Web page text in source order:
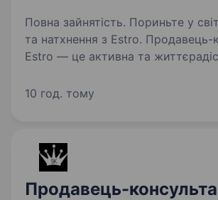
Повна зайнятість. Пориньте у світ стилю
та натхнення з Estro. Продавець-консультант
Estro — це активна та
Постійно навчається та
10 год. тому
Продавець-